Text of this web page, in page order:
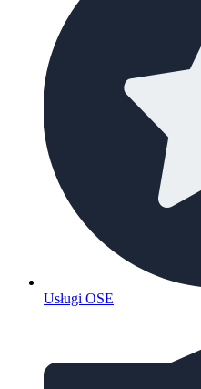
Usługi OSE